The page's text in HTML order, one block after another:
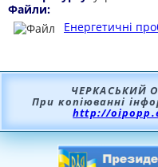
Файли:
Енергетичні
ЧЕРКАСЬКИЙ
При копіюванні
http://